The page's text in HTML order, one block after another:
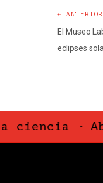
← ANTERIOR
El Museo
eclipses
·